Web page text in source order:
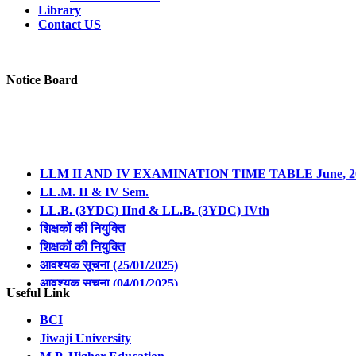
Library
Contact US
Notice Board
LL.M. II & IV Sem.
LL.B. (3YDC) IInd & LL.B. (3YDC) IVth
शिक्षकों की नियुक्ति
शिक्षकों की नियुक्ति
आवश्यक सूचना (25/01/2025)
आवश्यक सूचना (04/01/2025)
Time Table of LL.B. (3YDC) Ist, IIIrd & Vth Semester
Revised Notification Regarding Form Filling of LL.B.
Revised Notification Regarding Form Filling of LL.B.
Revised Notification Regarding Form Filling of LL.M. I &
Useful Link
BCI
Jiwaji University